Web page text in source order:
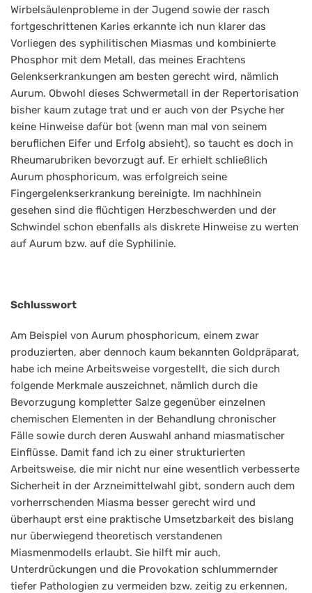
Wirbelsäulenprobleme in der Jugend sowie der rasch
fortgeschrittenen Karies erkannte ich nun klarer das
Vorliegen des syphilitischen Miasmas und kombinierte
Phosphor mit dem Metall, das meines Erachtens
Gelenkserkrankungen am besten gerecht wird, nämlich
Aurum. Obwohl dieses Schwermetall in der Repertorisation
bisher kaum zutage trat und er auch von der Psyche her
keine Hinweise dafür bot (wenn man mal von seinem
beruflichen Eifer und Erfolg absieht), so taucht es doch in
Rheumarubriken bevorzugt auf. Er erhielt schließlich
Aurum phosphoricum, was erfolgreich seine
Fingergelenkserkrankung bereinigte. Im nachhinein
gesehen sind die flüchtigen Herzbeschwerden und der
Schwindel schon ebenfalls als diskrete Hinweise zu werten
auf Aurum bzw. auf die Syphilinie.
Schlusswort
Am Beispiel von Aurum phosphoricum, einem zwar
produzierten, aber dennoch kaum bekannten Goldpräparat,
habe ich meine Arbeitsweise vorgestellt, die sich durch
folgende Merkmale auszeichnet, nämlich durch die
Bevorzugung kompletter Salze gegenüber einzelnen
chemischen Elementen in der Behandlung chronischer
Fälle sowie durch deren Auswahl anhand miasmatischer
Einflüsse. Damit fand ich zu einer strukturierten
Arbeitsweise, die mir nicht nur eine wesentlich verbesserte
Sicherheit in der Arzneimittelwahl gibt, sondern auch dem
vorherrschenden Miasma besser gerecht wird und
überhaupt erst eine praktische Umsetzbarkeit des bislang
nur überwiegend theoretisch verstandenen
Miasmenmodells erlaubt. Sie hilft mir auch,
Unterdrückungen und die Provokation schlummernder
tiefer Pathologien zu vermeiden bzw. zeitig zu erkennen,